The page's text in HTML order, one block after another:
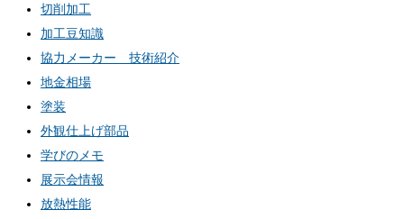
切削加工
加工豆知識
協力メーカー 技術紹介
地金相場
塗装
外観仕上げ部品
学びのメモ
展示会情報
放熱性能